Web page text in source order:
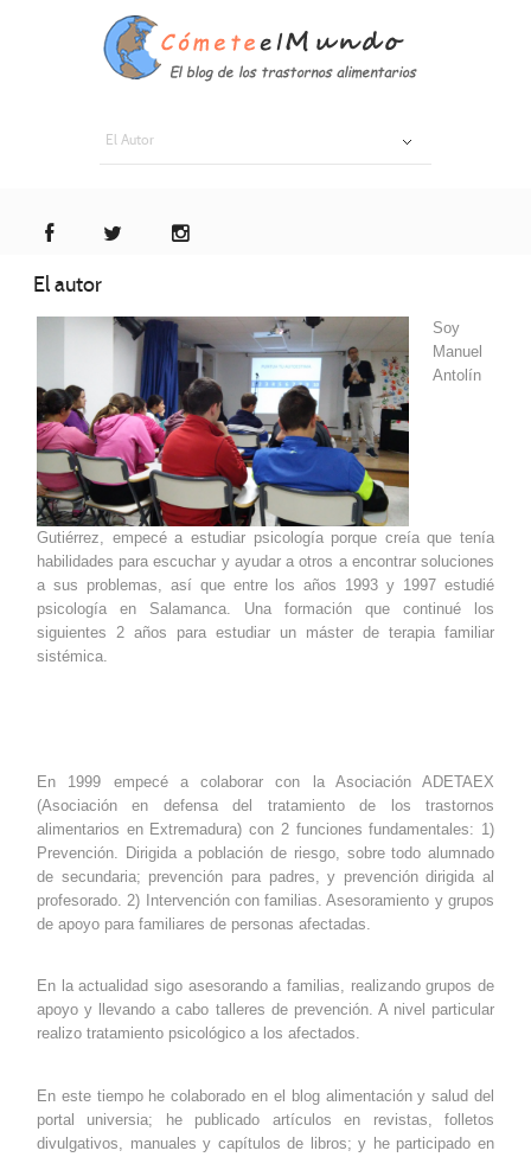
El Autor
El autor
Soy
Manuel
Antolín
Gutiérrez, empecé a estudiar psicología porque creía que tenía
habilidades para escuchar y ayudar a otros a encontrar soluciones
a sus problemas, así que entre los años 1993 y 1997 estudié
psicología en Salamanca. Una formación que continué los
siguientes 2 años para estudiar un máster de terapia familiar
sistémica.
En 1999 empecé a colaborar con la Asociación ADETAEX
(Asociación en defensa del tratamiento de los trastornos
alimentarios en Extremadura) con 2 funciones fundamentales: 1)
Prevención. Dirigida a población de riesgo, sobre todo alumnado
de secundaria; prevención para padres, y prevención dirigida al
profesorado. 2) Intervención con familias. Asesoramiento y grupos
de apoyo para familiares de personas afectadas.
En la actualidad sigo asesorando a familias, realizando grupos de
apoyo y llevando a cabo talleres de prevención. A nivel particular
realizo tratamiento psicológico a los afectados.
En este tiempo he colaborado en el blog alimentación y salud del
portal universia; he publicado artículos en revistas, folletos
divulgativos, manuales y capítulos de libros; y he participado en